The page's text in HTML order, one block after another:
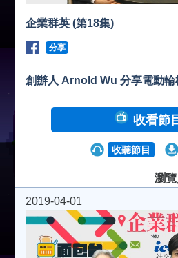
企業群英 (第18集)
分享
創辦人 Arnold Wu 分享電動輪
收看節
收聽節目
瀏
2019-04-01